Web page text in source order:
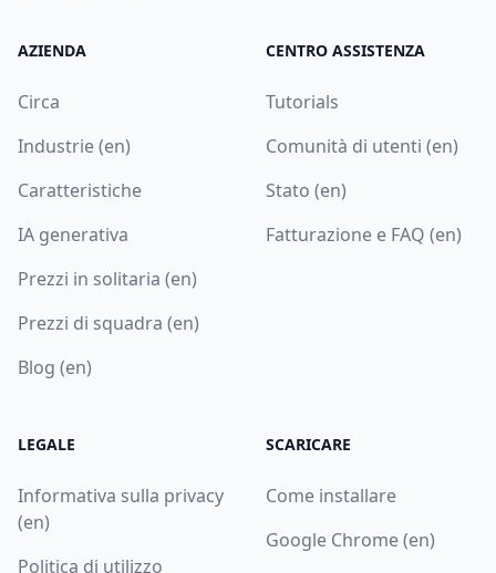
AZIENDA
Circa
Industrie (en)
Caratteristiche
IA generativa
Prezzi in solitaria (en)
Prezzi di squadra (en)
Blog (en)
CENTRO ASSISTENZA
Tutorials
Comunità di utenti (en)
Stato (en)
Fatturazione e FAQ (en)
LEGALE
Informativa sulla privacy
(en)
Politica di utilizzo
SCARICARE
Come installare
Google Chrome (en)